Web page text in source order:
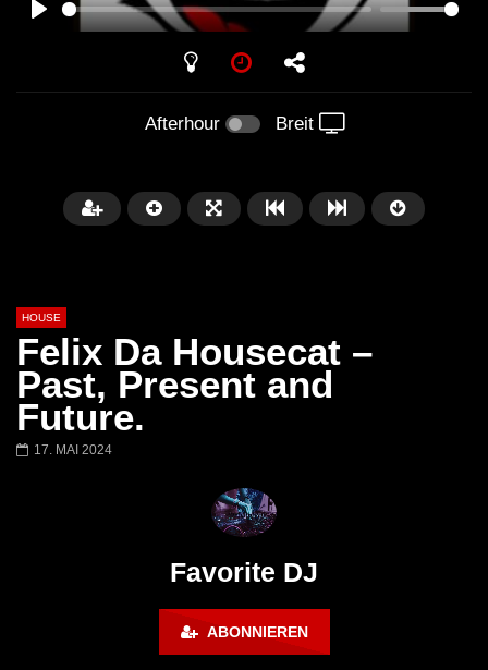
PLAY
Afterhour Breit
00:20:23
Maravilla @ Tecate Pal Norte
2023 Monterrey NL 3 31 23
HOUSE
Felix Da Housecat –
Past, Present and
Future.
17. MAI 2024
Favorite DJ
ABONNIEREN